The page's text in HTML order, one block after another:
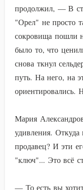
продолжил, — В
"Орел" не просто
сокровища пошли
было то, что
снова ткнул
путь. На него, на
ориентировались.
Мария
удивления.
продавец? И эти
"ключ"... Это всё
— То есть вы